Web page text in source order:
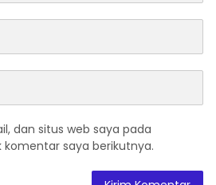
dan situs web saya pada
saya berikutnya.